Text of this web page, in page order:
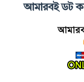
আমারবই ডট